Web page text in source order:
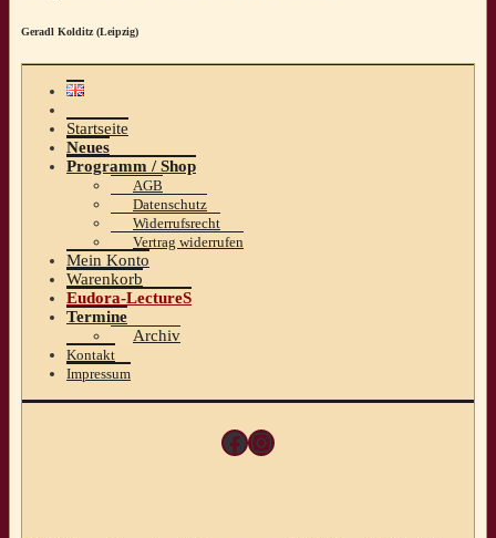
Geradl Kolditz (Leipzig)
Startseite
Neues
Programm / Shop
AGB
Datenschutz
Widerrufsrecht
Vertrag widerrufen
Mein Konto
Warenkorb
Eudora-LectureS
Termine
Archiv
Kontakt
Impressum
Facebook
Instagram